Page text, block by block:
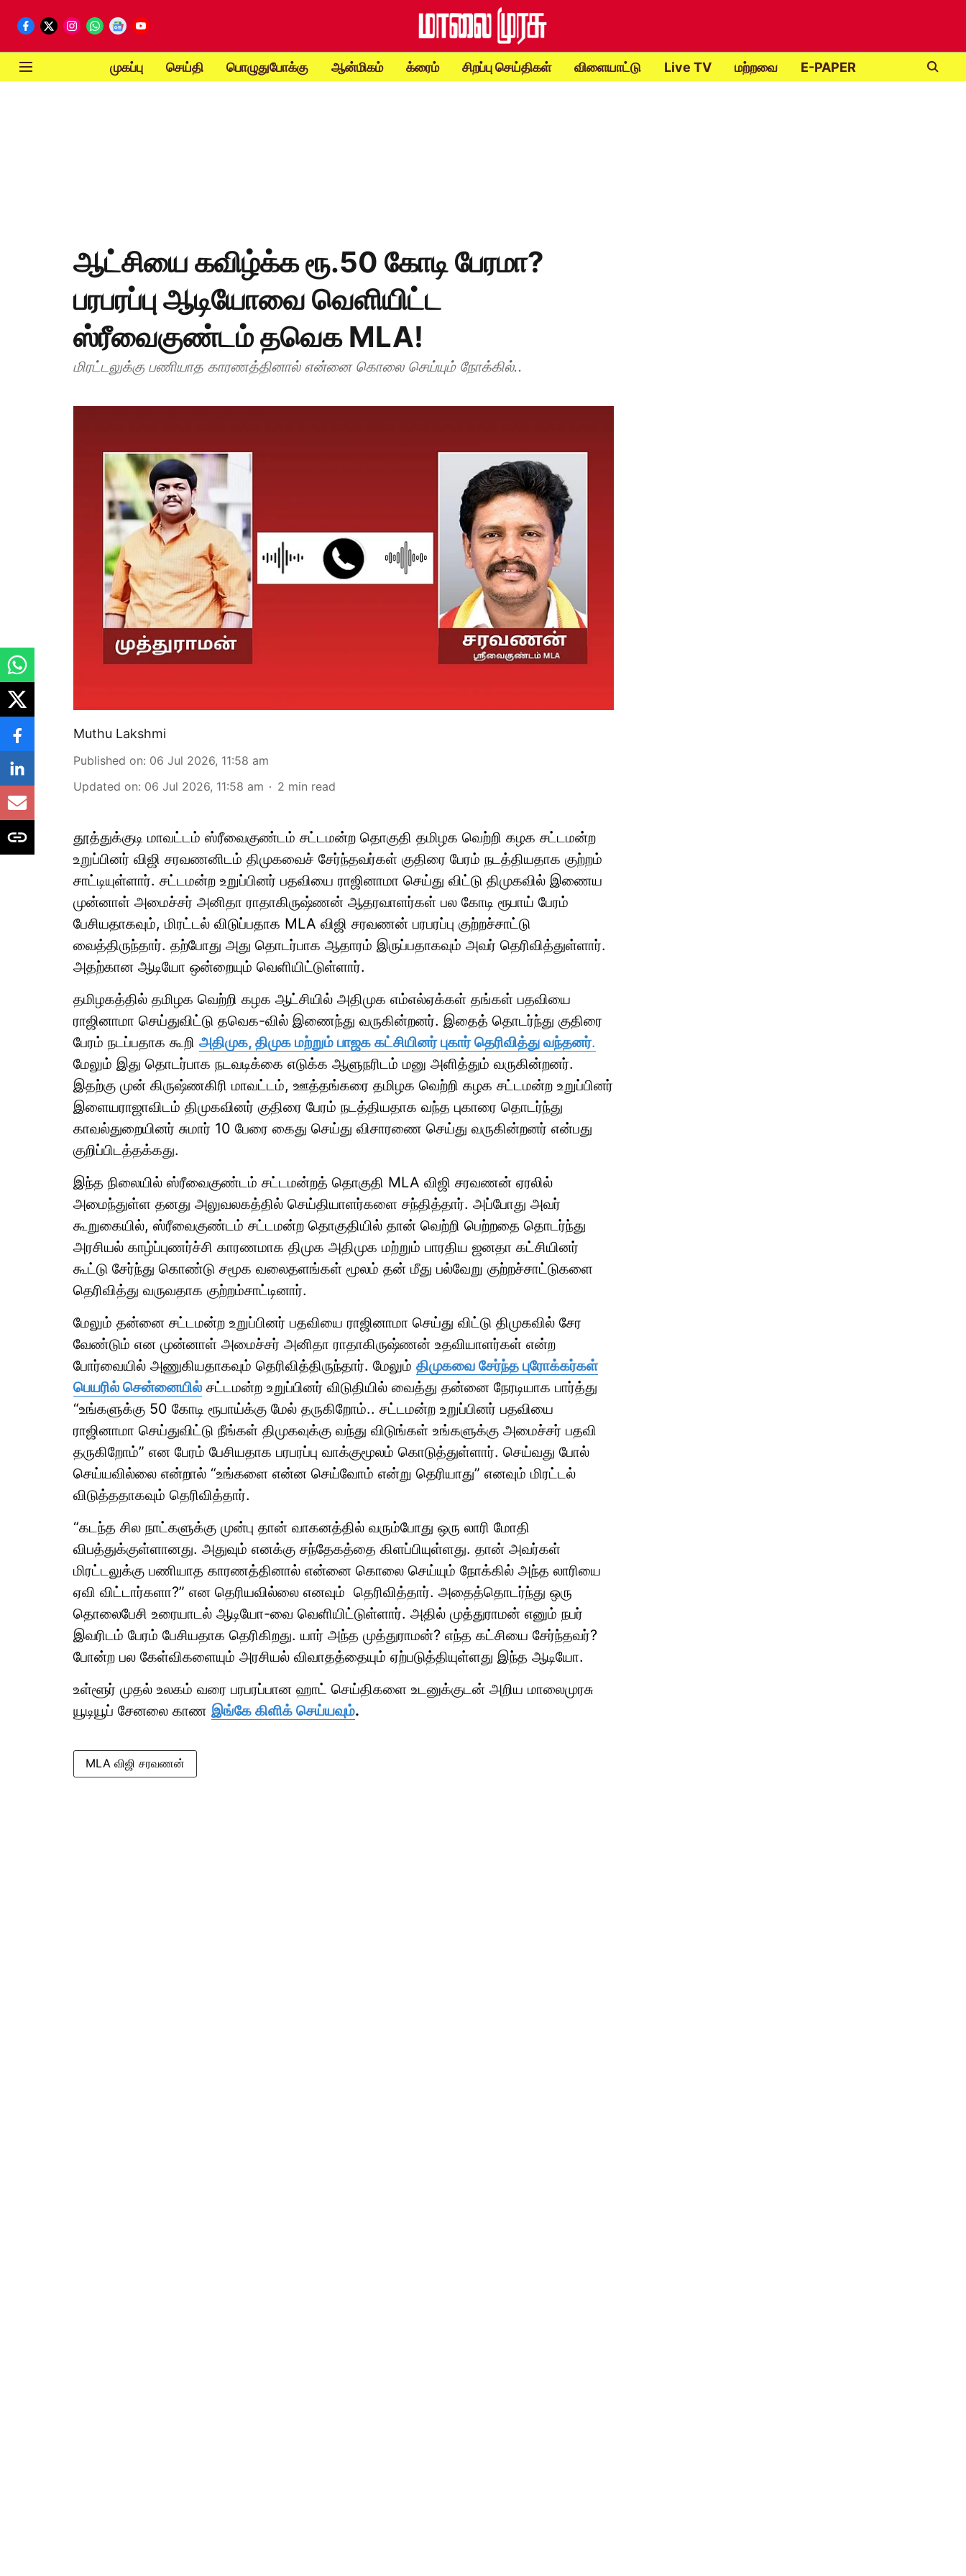
முகப்பு செய்தி பொழுதுபோக்கு ஆன்மிகம் க்ரைம் சிறப்பு செய்திகள் விளையாட்டு Live TV மற்றவை E-PAPER
ஆட்சியை கவிழ்க்க ரூ.50 கோடி பேரமா?
பரபரப்பு ஆடியோவை வெளியிட்ட
ஸ்ரீவைகுண்டம் தவெக MLA!
மிரட்டலுக்கு பணியாத காரணத்தினால் என்னை கொலை செய்யும் நோக்கில்..
Muthu Lakshmi
Published on: 06 Jul 2026, 11:58 am
Updated on: 06 Jul 2026, 11:58 am 2 min read
தூத்துக்குடி மாவட்டம் ஸ்ரீவைகுண்டம் சட்டமன்ற தொகுதி தமிழக வெற்றி கழக சட்டமன்ற
உறுப்பினர் விஜி சரவணனிடம் திமுகவைச் சேர்ந்தவர்கள் குதிரை பேரம் நடத்தியதாக குற்றம்
சாட்டியுள்ளார். சட்டமன்ற உறுப்பினர் பதவியை ராஜினாமா செய்து விட்டு திமுகவில் இணைய
முன்னாள் அமைச்சர் அனிதா ராதாகிருஷ்ணன் ஆதரவாளர்கள் பல கோடி ரூபாய் பேரம்
பேசியதாகவும், மிரட்டல் விடுப்பதாக MLA விஜி சரவணன் பரபரப்பு குற்றச்சாட்டு
வைத்திருந்தார். தற்போது அது தொடர்பாக ஆதாரம் இருப்பதாகவும் அவர் தெரிவித்துள்ளார்.
அதற்கான ஆடியோ ஒன்றையும் வெளியிட்டுள்ளார்.
தமிழகத்தில் தமிழக வெற்றி கழக ஆட்சியில் அதிமுக எம்எல்ஏக்கள் தங்கள் பதவியை
ராஜினாமா செய்துவிட்டு தவெக-வில் இணைந்து வருகின்றனர். இதைத் தொடர்ந்து குதிரை
பேரம் நடப்பதாக கூறி அதிமுக, திமுக மற்றும் பாஜக கட்சியினர் புகார் தெரிவித்து வந்தனர்.
மேலும் இது தொடர்பாக நடவடிக்கை எடுக்க ஆளுநரிடம் மனு அளித்தும் வருகின்றனர்.
இதற்கு முன் கிருஷ்ணகிரி மாவட்டம், ஊத்தங்கரை தமிழக வெற்றி கழக சட்டமன்ற உறுப்பினர்
இளையராஜாவிடம் திமுகவினர் குதிரை பேரம் நடத்தியதாக வந்த புகாரை தொடர்ந்து
காவல்துறையினர் சுமார் 10 பேரை கைது செய்து விசாரணை செய்து வருகின்றனர் என்பது
குறிப்பிடத்தக்கது.
இந்த நிலையில் ஸ்ரீவைகுண்டம் சட்டமன்றத் தொகுதி MLA விஜி சரவணன் ஏரலில்
அமைந்துள்ள தனது அலுவலகத்தில் செய்தியாளர்களை சந்தித்தார். அப்போது அவர்
கூறுகையில், ஸ்ரீவைகுண்டம் சட்டமன்ற தொகுதியில் தான் வெற்றி பெற்றதை தொடர்ந்து
அரசியல் காழ்ப்புணர்ச்சி காரணமாக திமுக அதிமுக மற்றும் பாரதிய ஜனதா கட்சியினர்
கூட்டு சேர்ந்து கொண்டு சமூக வலைதளங்கள் மூலம் தன் மீது பல்வேறு குற்றச்சாட்டுகளை
தெரிவித்து வருவதாக குற்றம்சாட்டினார்.
மேலும் தன்னை சட்டமன்ற உறுப்பினர் பதவியை ராஜினாமா செய்து விட்டு திமுகவில் சேர
வேண்டும் என முன்னாள் அமைச்சர் அனிதா ராதாகிருஷ்ணன் உதவியாளர்கள் என்ற
போர்வையில் அணுகியதாகவும் தெரிவித்திருந்தார். மேலும் திமுகவை சேர்ந்த புரோக்கர்கள்
பெயரில் சென்னையில் சட்டமன்ற உறுப்பினர் விடுதியில் வைத்து தன்னை நேரடியாக பார்த்து
“உங்களுக்கு 50 கோடி ரூபாய்க்கு மேல் தருகிறோம்.. சட்டமன்ற உறுப்பினர் பதவியை
ராஜினாமா செய்துவிட்டு நீங்கள் திமுகவுக்கு வந்து விடுங்கள் உங்களுக்கு அமைச்சர் பதவி
தருகிறோம்” என பேரம் பேசியதாக பரபரப்பு வாக்குமூலம் கொடுத்துள்ளார். செய்வது போல்
செய்யவில்லை என்றால் “உங்களை என்ன செய்வோம் என்று தெரியாது” எனவும் மிரட்டல்
விடுத்ததாகவும் தெரிவித்தார்.
“கடந்த சில நாட்களுக்கு முன்பு தான் வாகனத்தில் வரும்போது ஒரு லாரி மோதி
விபத்துக்குள்ளானது. அதுவும் எனக்கு சந்தேகத்தை கிளப்பியுள்ளது. தான் அவர்கள்
மிரட்டலுக்கு பணியாத காரணத்தினால் என்னை கொலை செய்யும் நோக்கில் அந்த லாரியை
ஏவி விட்டார்களா?” என தெரியவில்லை எனவும் தெரிவித்தார். அதைத்தொடர்ந்து ஒரு
தொலைபேசி உரையாடல் ஆடியோ-வை வெளியிட்டுள்ளார். அதில் முத்துராமன் எனும் நபர்
இவரிடம் பேரம் பேசியதாக தெரிகிறது. யார் அந்த முத்துராமன்? எந்த கட்சியை சேர்ந்தவர்?
போன்ற பல கேள்விகளையும் அரசியல் விவாதத்தையும் ஏற்படுத்தியுள்ளது இந்த ஆடியோ.
உள்ளூர் முதல் உலகம் வரை பரபரப்பான ஹாட் செய்திகளை உடனுக்குடன் அறிய மாலைமுரசு
யூடியூப் சேனலை காண இங்கே கிளிக் செய்யவும்.
MLA விஜி சரவணன்